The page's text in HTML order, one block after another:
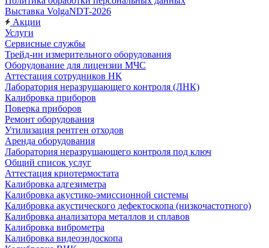
Выставка VolgaNDT-2026
Акции
Услуги
Сервисные службы
Трейд-ин измерительного оборудования
Оборудование для лицензии МЧС
Аттестация сотрудников НК
Лаборатория неразрушающего контроля (ЛНК)
Калибровка приборов
Поверка приборов
Ремонт оборудования
Утилизация рентген отходов
Аренда оборудования
Лаборатория неразрушающего контроля под ключ
Общий список услуг
Аттестация криотермостата
Калибровка адгезиметра
Калибровка акустико-эмиссионной системы
Калибровка акустического дефектоскопа (низкочастотного)
Калибровка анализатора металлов и сплавов
Калибровка виброметра
Калибровка видеоэндоскопа